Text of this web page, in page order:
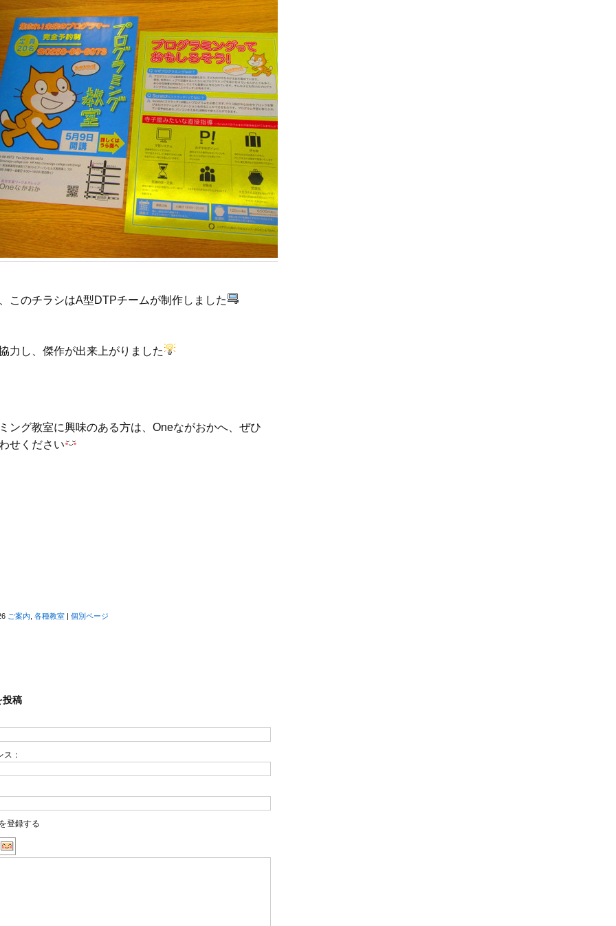
このチラシはA型DTPチームが制作しました
力し、傑作が出来上がりました
ング教室に興味のある方は、Oneながおかへ、ぜひ
せください
ご案内 各種教室 | 個別ページ
投稿
：
登録する